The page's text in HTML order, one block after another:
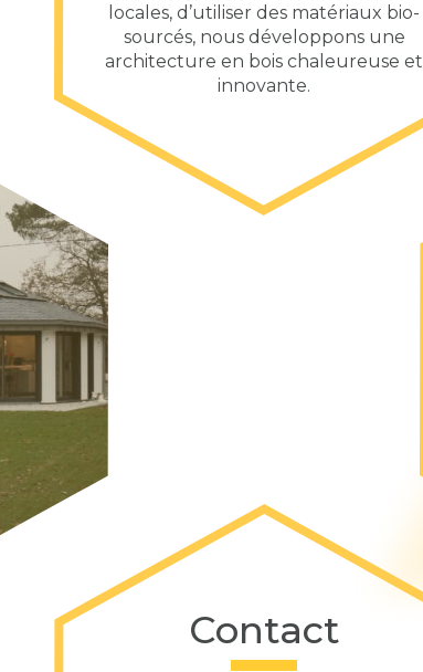
locales, d’utiliser des matériaux bio-
sourcés, nous développons une
architecture en bois chaleureuse et
innovante.
Contact